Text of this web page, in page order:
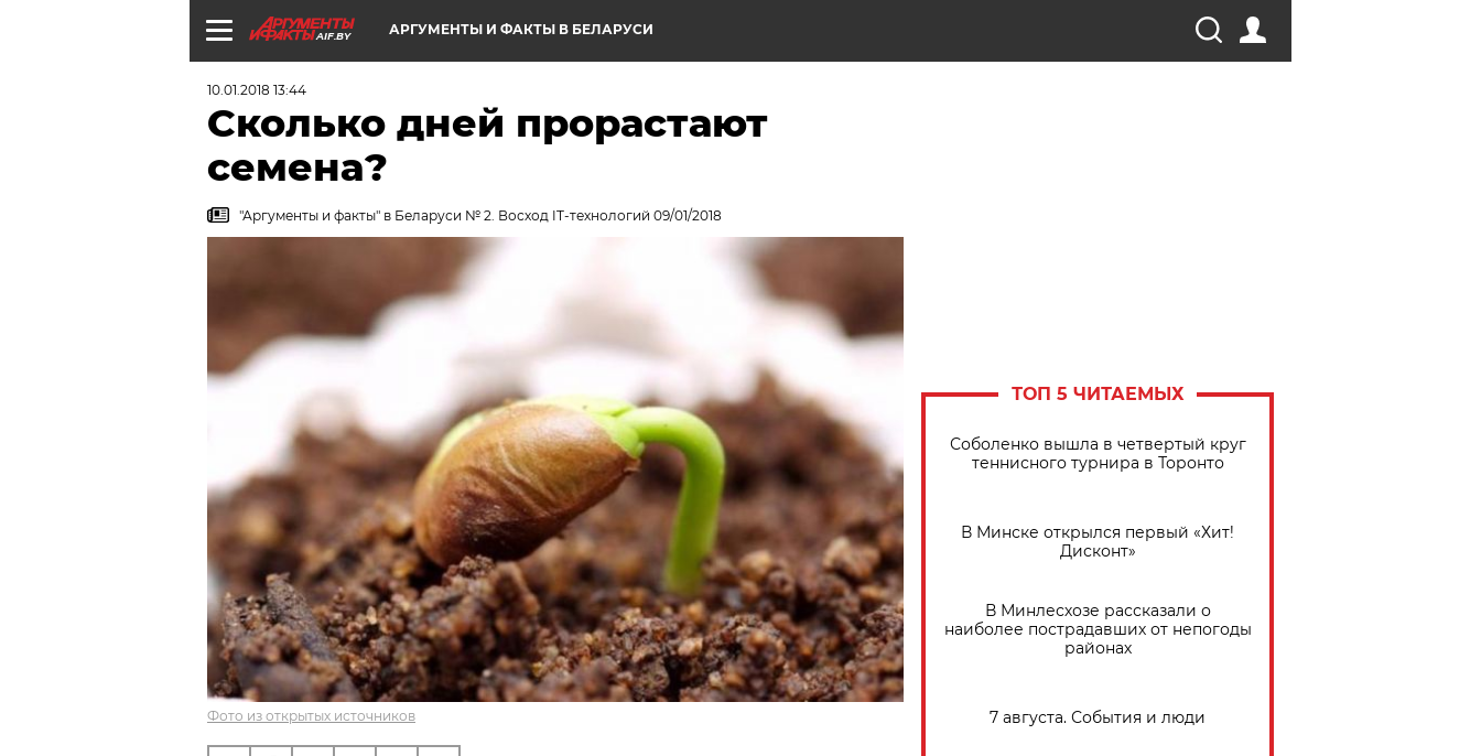
AIF.BY АРГУМЕНТЫ И ФАКТЫ В БЕЛАРУСИ
10.01.2018 13:44
Сколько дней прорастают
семена?
"Аргументы и факты" в Беларуси № 2. Восход IT-технологий 09/01/2018
Фото из открытых источников
ТОП 5 ЧИТАЕМЫХ
Соболенко вышла в четвертый круг
теннисного турнира в Торонто
В Минске открылся первый «Хит!
Дисконт»
В Минлесхозе рассказали о
наиболее пострадавших от непогоды
районах
7 августа. События и люди